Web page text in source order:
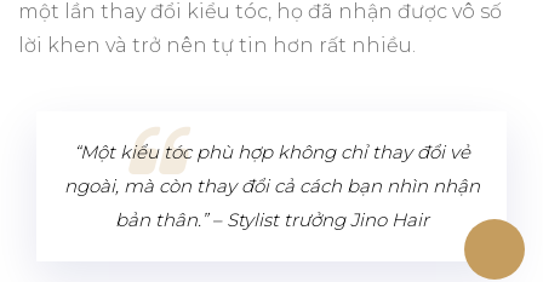
một lần thay đổi kiểu tóc, họ đã nhận được vô số
lời khen và trở nên tự tin hơn rất nhiều.
“Một kiểu tóc phù hợp không chỉ thay đổi vẻ
ngoài, mà còn thay đổi cả cách bạn nhìn nhận
bản thân.” – Stylist trưởng Jino Hair